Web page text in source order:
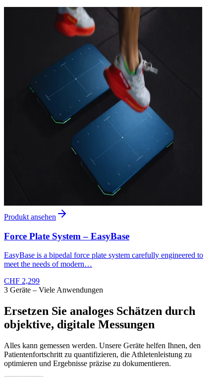
Produkt ansehen
Force Plate System – EasyBase
EasyBase is a bipedal force plate system carefully engineered to
meet the needs of modern…
CHF 2,299
3 Geräte – Viele Anwendungen
Ersetzen Sie analoges Schätzen durch
objektive, digitale Messungen
Alles kann gemessen werden. Unsere Geräte helfen Ihnen, den
Patientenfortschritt zu quantifizieren, die Athletenleistung zu
optimieren und Ergebnisse präzise zu dokumentieren.